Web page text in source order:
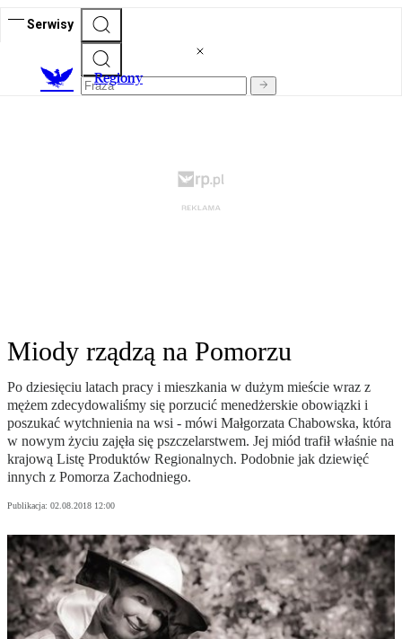
Serwisy
Regiony
Miody rządzą na Pomorzu
Po dziesięciu latach pracy i mieszkania w dużym mieście wraz z
mężem zdecydowaliśmy się porzucić menedżerskie obowiązki i
poszukać wytchnienia na wsi - mówi Małgorzata Chabowska, która
w nowym życiu zajęła się pszczelarstwem. Jej miód trafił właśnie na
krajową Listę Produktów Regionalnych. Podobnie jak dziewięć
innych z Pomorza Zachodniego.
Publikacja: 02.08.2018 12:00